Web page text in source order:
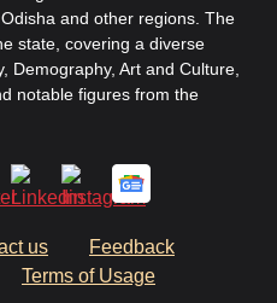
and other regions. The
state, covering a diverse
Demography, Art and Culture,
notable figures from the
us
Feedback
Terms of Usage